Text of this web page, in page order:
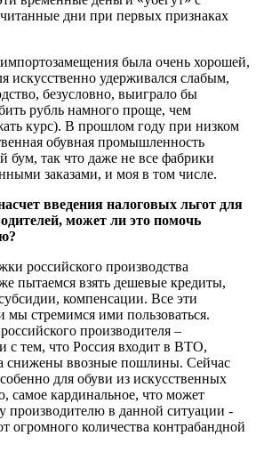
дни при первых признаках
была очень хорошей,
искусственно удерживался слабым,
безусловно, выиграло бы
рубль намного проще, чем
курс). В прошлом году при низком
обувная промышленность
бум, так что даже не все фабрики
заказами, и моя в том числе.
введения налоговых льгот для
может ли это помочь
российского производства
пытаемся взять дешевые кредиты,
компенсации. Все эти
мы стремимся ими пользоваться.
производителя –
с тем, что Россия входит в ВТО,
снижены ввозные пошлины. Сейчас
для обуви из искусственных
самое кардинальное, что может
производителю в данной ситуации -
огромного количества контрабандной